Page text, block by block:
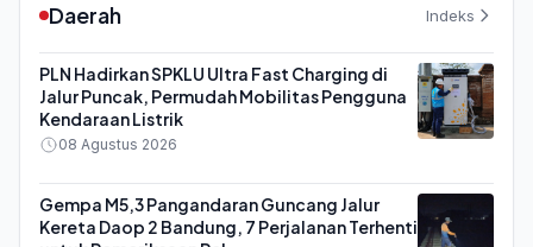
Daerah Indeks
PLN Hadirkan SPKLU Ultra Fast Charging di
Jalur Puncak, Permudah Mobilitas Pengguna
Kendaraan Listrik
08 Agustus 2026
Gempa M5,3 Pangandaran Guncang Jalur
Kereta Daop 2 Bandung, 7 Perjalanan Terhenti